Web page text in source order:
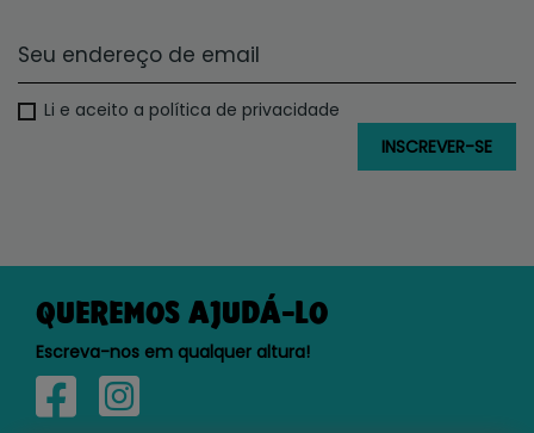
Li e aceito a política de privacidade
QUEREMOS AJUDÁ-LO
Escreva-nos em qualquer altura!